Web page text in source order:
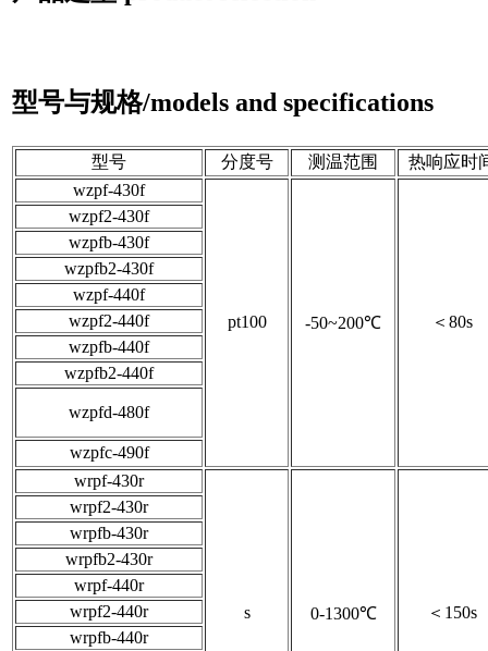
型号与规格/models and specifications
型号 分度号 测温范围
热响应时
wzpf-430f
pt100 -50~200℃ ＜80s
wzpf2-430f
wzpfb-430f
wzpfb2-430f
wzpf-440f
wzpf2-440f
wzpfb-440f
wzpfb2-440f
wzpfd-480f
wzpfc-490f
wrpf-430r
s 0-1300℃ ＜150s
wrpf2-430r
wrpfb-430r
wrpfb2-430r
wrpf-440r
wrpf2-440r
wrpfb-440r